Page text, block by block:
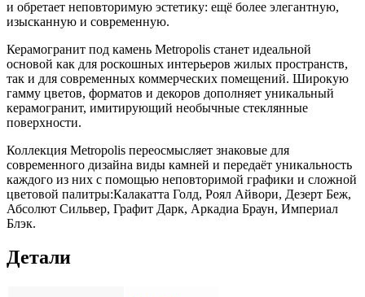
и обретает неповторимую эстетику: ещё более элегантную,
изысканную и современную.
Керамогранит под камень Metropolis станет идеальной
основой как для роскошных интерьеров жилых пространств,
так и для современных коммерческих помещений. Широкую
гамму цветов, форматов и декоров дополняет уникальный
керамогранит, имитирующий необычные стеклянные
поверхности.
Коллекция Metropolis переосмысляет знаковые для
современного дизайна виды камней и передаёт уникальность
каждого из них с помощью неповторимой графики и сложной
цветовой палитры:Калакатта Голд, Роял Айвори, Дезерт Беж,
Абсолют Сильвер, Графит Дарк, Аркадиа Браун, Империал
Блэк.
Детали